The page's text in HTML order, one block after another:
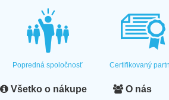
Popredná spoločnosť Certifikovaný
Všetko o nákupe O nás